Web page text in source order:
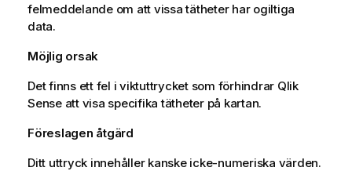
felmeddelande om att vissa tätheter har ogiltiga
data.
Möjlig orsak
Det finns ett fel i viktuttrycket som förhindrar Qlik
Senseatt visa specifika tätheter på kartan.
Föreslagen åtgärd
Ditt uttryck innehåller kanske icke-numeriska värden.